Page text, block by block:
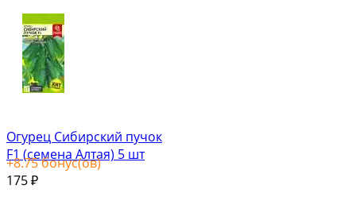
Огурец Сибирский пучок
F1 (семена Алтая) 5 шт
+8.75бонус(ов)
175 ₽